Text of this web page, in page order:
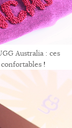
Australia : ces
!